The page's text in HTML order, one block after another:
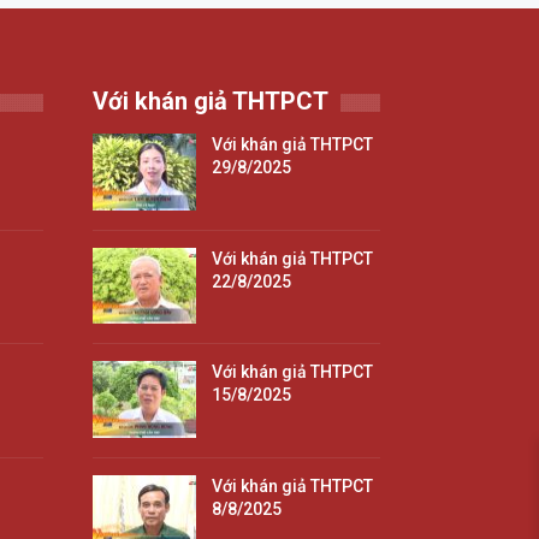
Với khán giả THTPCT
Với khán giả THTPCT
29/8/2025
Với khán giả THTPCT
22/8/2025
Với khán giả THTPCT
15/8/2025
Với khán giả THTPCT
8/8/2025